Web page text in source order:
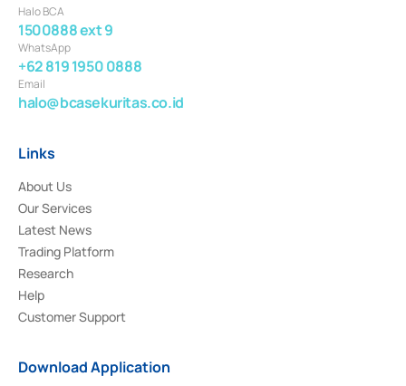
Halo BCA
1500888 ext 9
WhatsApp
+62 819 1950 0888
Email
halo@bcasekuritas.co.id
Links
About Us
Our Services
Latest News
Trading Platform
Research
Help
Customer Support
Download Application